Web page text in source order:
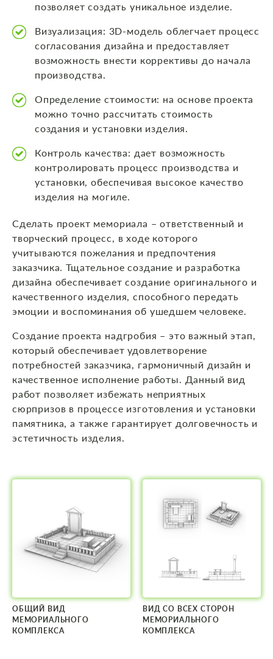
позволяет создать уникальное изделие.
Визуализация: 3D-модель облегчает процесс
согласования дизайна и предоставляет
возможность внести коррективы до начала
производства.
Определение стоимости: на основе проекта
можно точно рассчитать стоимость
создания и установки изделия.
Контроль качества: дает возможность
контролировать процесс производства и
установки, обеспечивая высокое качество
изделия на могиле.
Сделать проект мемориала – ответственный и
творческий процесс, в ходе которого
учитываются пожелания и предпочтения
заказчика. Тщательное создание и разработка
дизайна обеспечивает создание оригинального и
качественного изделия, способного передать
эмоции и воспоминания об ушедшем человеке.
Создание проекта надгробия – это важный этап,
который обеспечивает удовлетворение
потребностей заказчика, гармоничный дизайн и
качественное исполнение работы. Данный вид
работ позволяет избежать неприятных
сюрпризов в процессе изготовления и установки
памятника, а также гарантирует долговечность и
эстетичность изделия.
ОБЩИЙ ВИД
МЕМОРИАЛЬНОГО
КОМПЛЕКСА
ВИД СО ВСЕХ СТОРОН
МЕМОРИАЛЬНОГО
КОМПЛЕКСА